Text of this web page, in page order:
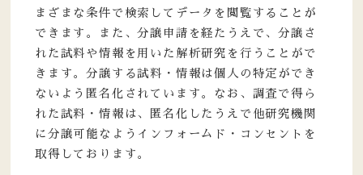
まざまな条件で検索してデータを閲覧することが
できます。また、分譲申請を経たうえで、分譲さ
れた試料や情報を用いた解析研究を行うことがで
きます。分譲する試料・情報は個人の特定ができ
ないよう匿名化されています。なお、調査で得ら
れた試料・情報は、匿名化したうえで他研究機関
に分譲可能なようインフォームド・コンセントを
取得しております。